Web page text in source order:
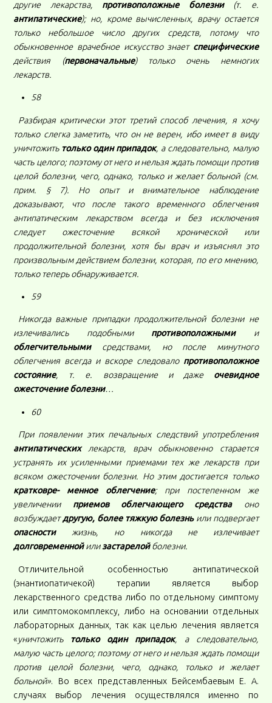
другие лекарства, противоположные болезни(т. е.
антипатические); но, кроме вычисленных, врачу остается
только небольшое число других средств, потому что
обыкновенное врачебное искусство знает специфические
действия (первоначальные) только очень немногих
лекарств.
58
Разбирая критически этот третий способ лечения, я хочу
только слегка заметить, что он не верен, ибо имеет в виду
уничтожить только один припадок, а следовательно, малую
часть целого; поэтому от него и нельзя ждать помощи против
целой болезни, чего, однако, только и желает больной (см.
прим. § 7). Но опыт и внимательное наблюдение
доказывают, что после такого временного облегчения
антипатическим лекарством всегда и без исключения
следует ожесточение всякой хронической или
продолжительной болезни, хотя бы врач и изъяснял это
произвольным действием болезни, которая, по его мнению,
только теперь обнаруживается.
59
Никогда важные припадки продолжительной болезни не
излечивались подобными противоположнымии
облегчительнымисредствами, но после минутного
облегчения всегда и вскоре следовало противоположное
состояние, т. е. возвращение и даже очевидное
ожесточение болезни…
60
При появлении этих печальных следствий употребления
антипатическихлекарств, врач обыкновенно старается
устранять их усиленными приемами тех же лекарств при
всяком ожесточении болезни. Но этим достигается только
кратковре- менное облегчение; при постепенном же
увеличении приемов облегчающего средстваоно
возбуждаетдругую, более тяжкую болезньили подвергает
опасностижизнь, но никогда не излечивает
долговременнойилизастарелойболезни.
Отличительной особенностью антипатической
(энантиопатичекой) терапии является выбор
лекарственного средства либо по отдельному симптому
или симптомокомплексу, либо на основании отдельных
лабораторных данных, так как целью лечения является
«уничтожить только один припадок, а следовательно,
малую часть целого; поэтому от него и нельзя ждать помощи
против целой болезни, чего, однако, только и желает
больной». Во всех представленных Бейсембаевым Е. А.
случаях выбор лечения осуществлялся именно по